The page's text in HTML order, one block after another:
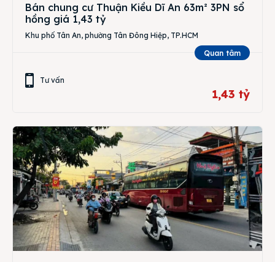
Bán chung cư Thuận Kiều Dĩ An 63m² 3PN sổ
hồng giá 1,43 tỷ
Khu phố Tân An, phường Tân Đông Hiệp, TP.HCM
Quan tâm
Tư vấn
1,43 tỷ